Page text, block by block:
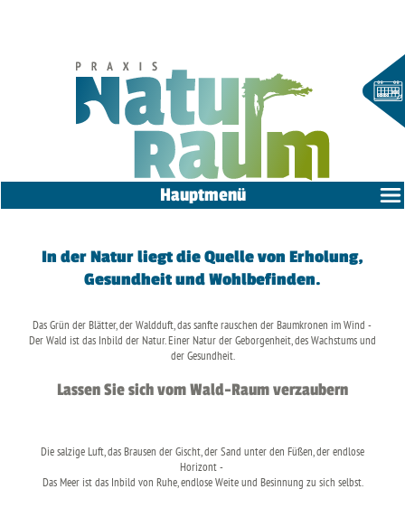
Hauptmenü
In der Natur liegt die Quelle von Erholung,
Gesundheit und Wohlbefinden.
Das Grün der Blätter, der Waldduft, das sanfte rauschen der Baumkronen im Wind -
Der Wald ist das Inbild der Natur. Einer Natur der Geborgenheit, des Wachstums und
der Gesundheit.
Lassen Sie sich vom Wald-Raum verzaubern
Die salzige Luft, das Brausen der Gischt, der Sand unter den Füßen, der endlose
Horizont -
Das Meer ist das Inbild von Ruhe, endlose Weite und Besinnung zu sich selbst.